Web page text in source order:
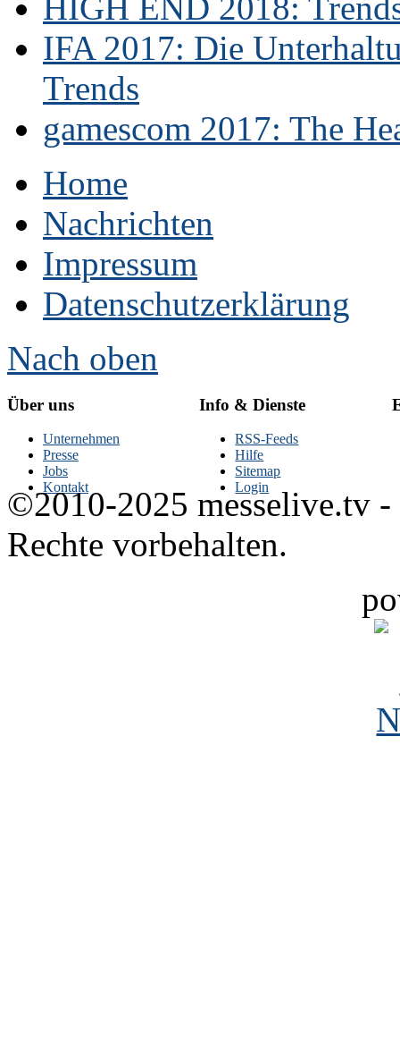
IFA 2017: Die
Trends
gamescom 2017: The
Home
Nachrichten
Impressum
Datenschutzerklärung
Nach oben
Über uns
Unternehmen
Presse
Jobs
Kontakt
Info & Dienste
RSS-Feeds
Hilfe
Sitemap
Login
©2010-2025 messelive.tv -
Rechte vorbehalten.